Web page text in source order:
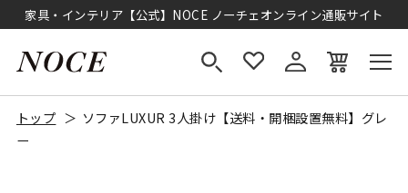
家具・インテリア【公式】NOCE ノーチェオンライン通販サイト
トップ
ソファLUXUR 3人掛け【送料・開梱設置無料】グレ
ー